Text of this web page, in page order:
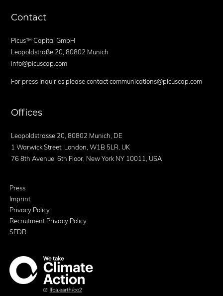
Contact
Picus™ Capital GmbH
Leopoldstraße 20, 80802 Munich
info@picuscap.com
For press inquiries please contact communications@picuscap.com
Offices
Leopoldstrasse 20, 80802 Munich, DE
1 Warwick Street, London, W1B 5LR, UK
76 8th Avenue, 6th Floor, New York NY 10011, USA
Press
Imprint
Privacy Policy
Recruitment Privacy Policy
SFDR